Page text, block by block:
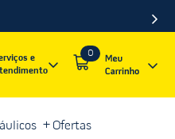
e
0
+ Ofertas